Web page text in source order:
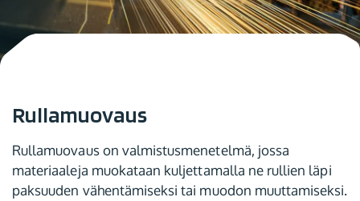
Rullamuovaus
Rullamuovaus on valmistusmenetelmä, jossa
materiaaleja muokataan kuljettamalla ne rullien läpi
paksuuden vähentämiseksi tai muodon muuttamiseksi.